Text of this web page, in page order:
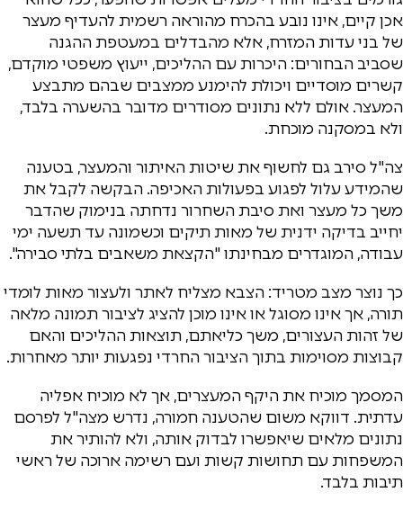
אכן קיים, אינו נובע בהכרח מהוראה רשמית להעדיף מעצר
של בני עדות המזרח, אלא מהבדלים במעטפת ההגנה
שסביב הבחורים: היכרות עם ההליכים, ייעוץ משפטי מוקדם,
קשרים מוסדיים ויכולת להימנע ממצבים שבהם מתבצע
המעצר. אולם ללא נתונים מסודרים מדובר בהשערה בלבד,
ולא במסקנה מוכחת.
צה"ל סירב גם לחשוף את שיטות האיתור והמעצר, בטענה
שהמידע עלול לפגוע בפעולות האכיפה. הבקשה לקבל את
משך כל מעצר ואת סיבת השחרור נדחתה בנימוק שהדבר
יחייב בדיקה ידנית של מאות תיקים וכשמונה עד תשעה ימי
עבודה, המוגדרים מבחינתו "הקצאת משאבים בלתי סבירה".
כך נוצר מצב מטריד: הצבא מצליח לאתר ולעצור מאות לומדי
תורה, אך אינו מסוגל או אינו מוכן להציג לציבור תמונה מלאה
של זהות העצורים, משך כליאתם, תוצאות ההליכים והאם
קבוצות מסוימות בתוך הציבור החרדי נפגעות יותר מאחרות.
המסמך מוכיח את היקף המעצרים, אך לא מוכיח אפליה
עדתית. דווקא משום שהטענה חמורה, נדרש מצה"ל לפרסם
נתונים מלאים שיאפשרו לבדוק אותה, ולא להותיר את
המשפחות עם תחושות קשות ועם רשימה ארוכה של ראשי
תיבות בלבד.